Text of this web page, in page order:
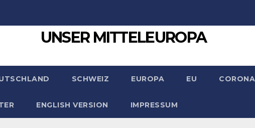
UNSER MITTELEUROPA
SCHWEIZ EUROPA EU CORONA
ENGLISH VERSION IMPRESSUM